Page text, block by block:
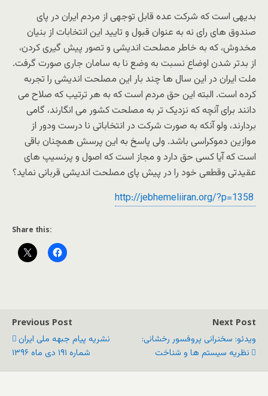
بدیهی است که شرکت عده قابل توجهی از مردم ایران در پای
صندوق های رای نه به عنوان قبول و تایید این انتخابات از بنیان
مخدوش، که به خاطر مصلحت اندیشی و تصور پیش گیری کردن،
از بدتر شدن اوضاع نسبت به وضع نا به سامان جاری صورت گرفت.
ملت ایران در این سال ها چند بار این مصلحت اندیشی را تجربه
کرده است. البته این حق مردم است که به هر ترتیب که صلاح می
دانند برای آنچه که نزدیک تر به مصلحت کشور می انگارند، گامی
بردارند، ولو آنکه به صورت شرکت در انتخاباتی نا درست ودور از
موازین دموکراسی باشد. ولی پاسخ به این پرسش همچنان باقی
است که آیا کسی حق دارد و مجاز است که اصول و پرنسیپ های
عقیدتی وقطعی خود را در پیش پای مصلحت اندیشی قربانی نماید؟
Share this:
Previous Post
نشریه پیام جبهه ملی ایران
شماره ۱۹۱ دی ماه ۱۳۹۶
Next Post
ویدئو: سخنرانی پروفسور رخشانی:
نظریه سیستم ها و شناخت